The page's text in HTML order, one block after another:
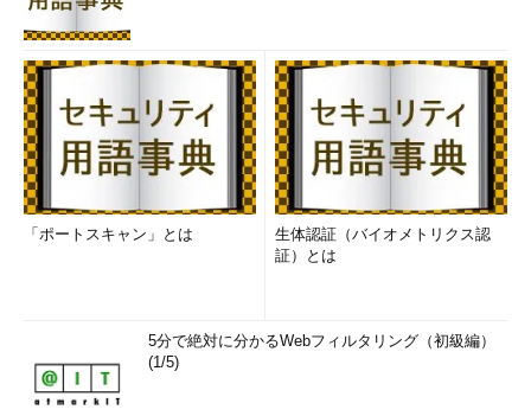
示されるので、必要な項目のチェックボックスをオンにする。す
ると次回から、指定されたログファイル（デフォルトでは
C:\Windows\system32\Logfilesというフォルダ内のiaslog.log）
に、RADIUSプロトコルでのアクセス記録が残されるようにな
る。
「ポートスキャン」とは
生体認証（バイオメトリクス認
証）とは
5分で絶対に分かるWebフィルタリング（初級編）
(1/5)